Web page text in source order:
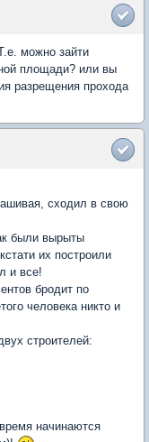
можно зайти
площади? или вы
разрещения прохода
сходил в свою
были вырыты
их построили
и все!
бродит по
человека никто и
строителей:
начинаются